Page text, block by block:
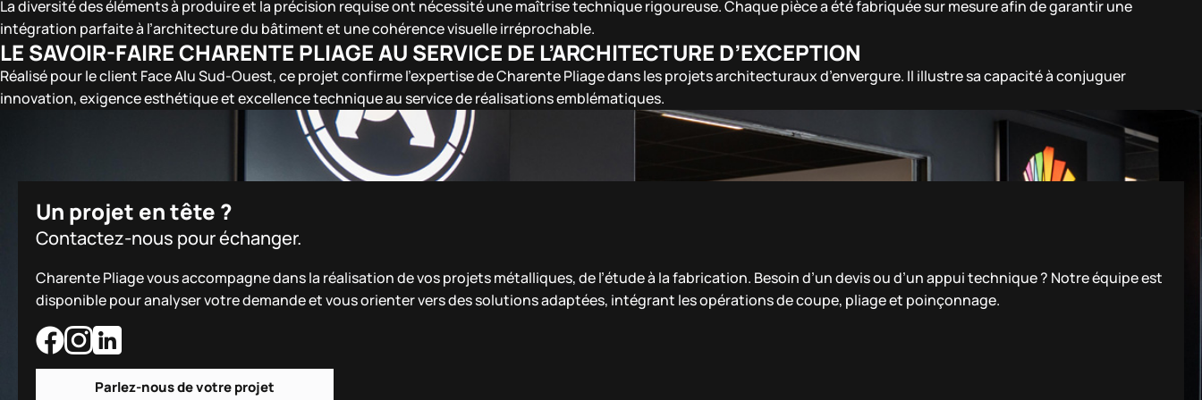
La diversité des éléments à produire et la précision requise ont nécessité une maîtrise technique rigoureuse. Chaque pièce a été fabriquée sur mesure afin de garantir une
intégration parfaite à l’architecture du bâtiment et une cohérence visuelle irréprochable.
LE SAVOIR-FAIRE CHARENTE PLIAGE AU SERVICE DE L’ARCHITECTURE D’EXCEPTION
Réalisé pour le client Face Alu Sud-Ouest, ce projet confirme l’expertise de Charente Pliage dans les projets architecturaux d’envergure. Il illustre sa capacité à conjuguer
innovation, exigence esthétique et excellence technique au service de réalisations emblématiques.
Un projet en tête ?
Contactez-nous pour échanger.
Charente Pliage vous accompagne dans la réalisation de vos projets métalliques, de l’étude à la fabrication. Besoin d’un devis ou d’un appui technique ? Notre équipe est
disponible pour analyser votre demande et vous orienter vers des solutions adaptées, intégrant les opérations de coupe, pliage et poinçonnage.
Parlez-nous de votre projet